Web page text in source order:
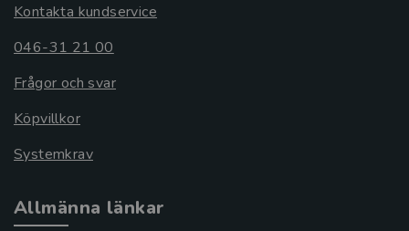
Kontakta kundservice
046-31 21 00
Frågor och svar
Köpvillkor
Systemkrav
Allmänna länkar